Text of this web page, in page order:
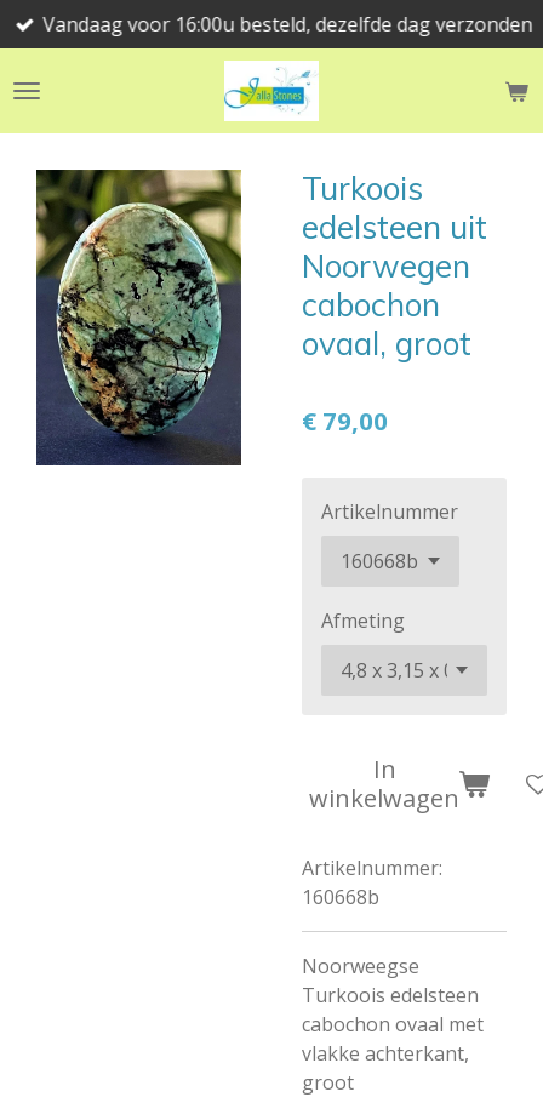
Ga
direct
naar
Vandaag voor 16:00u besteld, dezelfde dag verzonden
Turkoois
edelsteen uit
Noorwegen
cabochon
ovaal, groot
€ 79,00
Artikelnummer
Afmeting
In
winkelwagen
Artikelnummer:
160668b
Noorweegse
Turkoois edelsteen
cabochon ovaal met
vlakke achterkant,
groot